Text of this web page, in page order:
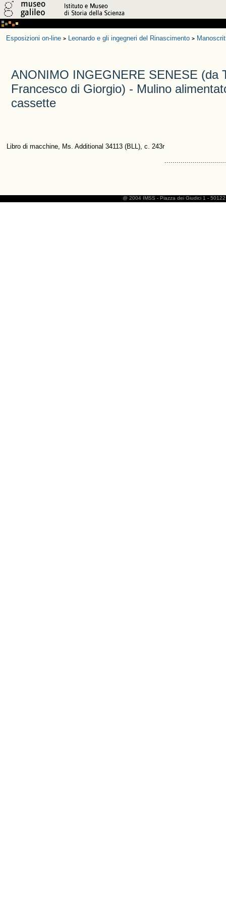
Esposizioni on-line > Leonardo e gli ingegneri del Rinascimento >
ANONIMO INGEGNERE SENESE (da
Francesco di Giorgio) - Mulino
cassette
Libro di macchine, Ms. Additional 34113 (BLL), c. 243r
@ 2004 IMSS - Piazza dei Giudici 1 - 50122